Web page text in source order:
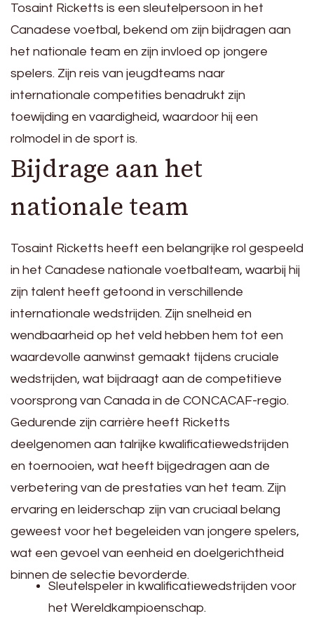
Tosaint Ricketts is een sleutelpersoon in het
Canadese voetbal, bekend om zijn bijdragen aan
het nationale team en zijn invloed op jongere
spelers. Zijn reis van jeugdteams naar
internationale competities benadrukt zijn
toewijding en vaardigheid, waardoor hij een
rolmodel in de sport is.
Bijdrage aan het
nationale team
Tosaint Ricketts heeft een belangrijke rol gespeeld
in het Canadese nationale voetbalteam, waarbij hij
zijn talent heeft getoond in verschillende
internationale wedstrijden. Zijn snelheid en
wendbaarheid op het veld hebben hem tot een
waardevolle aanwinst gemaakt tijdens cruciale
wedstrijden, wat bijdraagt aan de competitieve
voorsprong van Canada in de CONCACAF-regio.
Gedurende zijn carrière heeft Ricketts
deelgenomen aan talrijke kwalificatiewedstrijden
en toernooien, wat heeft bijgedragen aan de
verbetering van de prestaties van het team. Zijn
ervaring en leiderschap zijn van cruciaal belang
geweest voor het begeleiden van jongere spelers,
wat een gevoel van eenheid en doelgerichtheid
binnen de selectie bevorderde.
Sleutelspeler in kwalificatiewedstrijden voor
het Wereldkampioenschap.